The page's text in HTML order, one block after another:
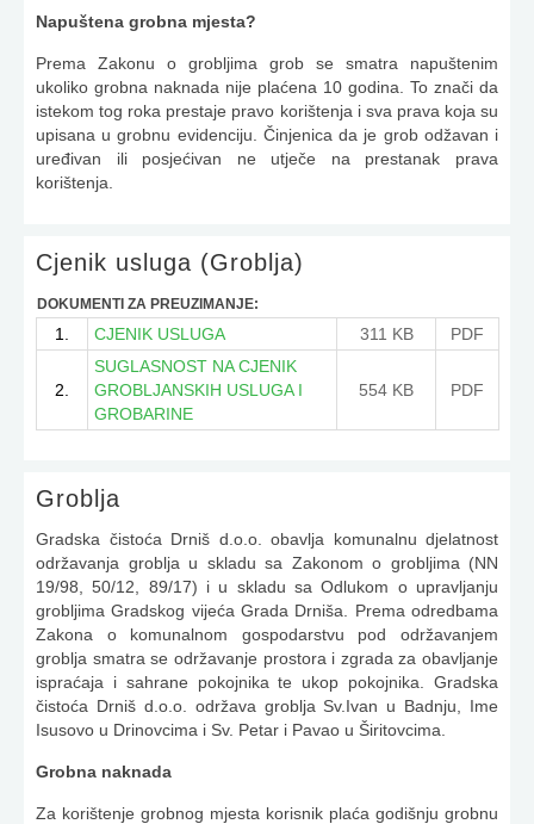
Napuštena grobna mjesta?
Prema Zakonu o grobljima grob se smatra napuštenim
ukoliko grobna naknada nije plaćena 10 godina. To znači da
istekom tog roka prestaje pravo korištenja i sva prava koja su
upisana u grobnu evidenciju. Činjenica da je grob odžavan i
uređivan ili posjećivan ne utječe na prestanak prava
korištenja.
Cjenik usluga (Groblja)
DOKUMENTI ZA PREUZIMANJE:
1. CJENIK USLUGA 311 KB PDF
2.
SUGLASNOST NA CJENIK
GROBLJANSKIH USLUGA I
GROBARINE
554 KB PDF
Groblja
Gradska čistoća Drniš d.o.o. obavlja komunalnu djelatnost
održavanja groblja u skladu sa Zakonom o grobljima (NN
19/98, 50/12, 89/17) i u skladu sa Odlukom o upravljanju
grobljima Gradskog vijeća Grada Drniša. Prema odredbama
Zakona o komunalnom gospodarstvu pod održavanjem
groblja smatra se održavanje prostora i zgrada za obavljanje
ispraćaja i sahrane pokojnika te ukop pokojnika. Gradska
čistoća Drniš d.o.o. održava groblja Sv.Ivan u Badnju, Ime
Isusovo u Drinovcima i Sv. Petar i Pavao u Širitovcima.
Grobna naknada
Za korištenje grobnog mjesta korisnik plaća godišnju grobnu